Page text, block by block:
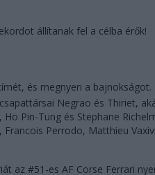
állítanak fel a célba érők!
és megnyeri a
Negrao és Thiriet,
Ho Pin-Tung és Stephane
Perrodo, Matthieu
az #51-es AF Corse Ferrari